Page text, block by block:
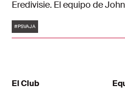
Eredivisie. El equipo de
el primer equipo de
la tercera posición de la
Etiquetas
#PSVAJA
El Club